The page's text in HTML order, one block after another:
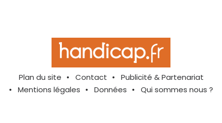
Plan du site Contact
Publicité & Partenariat
Mentions légales
Données Qui sommes nous ?